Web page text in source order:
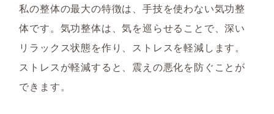
私の整体の最大の特徴は、手技を使わない気功整
体です。気功整体は、気を巡らせることで、深い
リラックス状態を作り、ストレスを軽減します。
ストレスが軽減すると、震えの悪化を防ぐことが
できます。